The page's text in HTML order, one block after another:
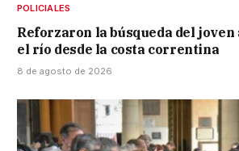
POLICIALES
Reforzaron la búsqueda del
el río desde la costa correntina
8 de agosto de 2026